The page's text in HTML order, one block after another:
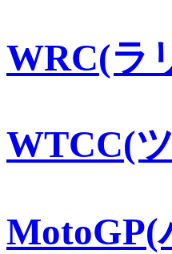
WRC(ラ
WTCC(
MotoGP(